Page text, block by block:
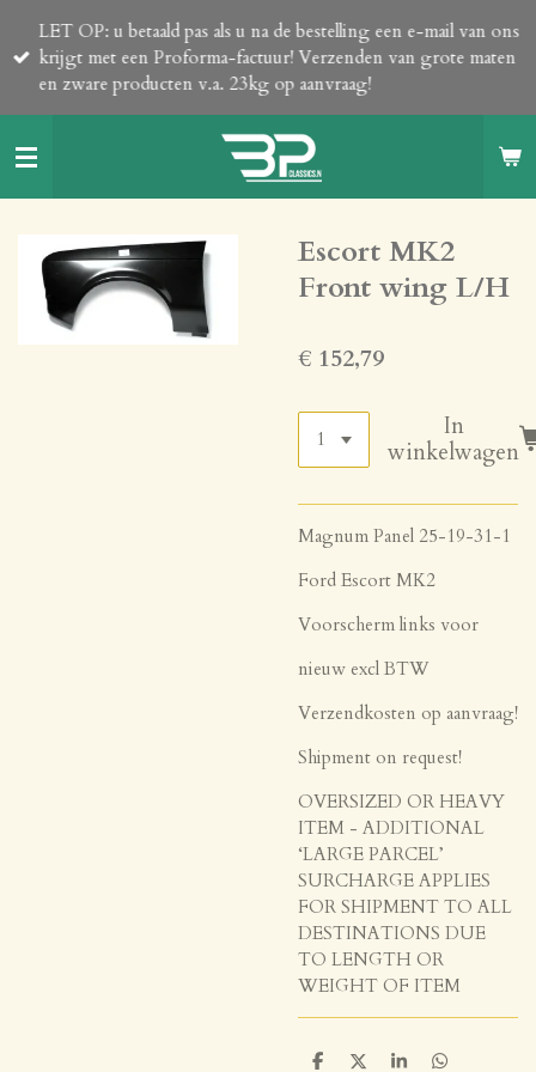
direct
LET OP: u betaald pas als u na de bestelling een e-mail van ons
krijgt met een Proforma-factuur! Verzenden van grote maten
en zware producten v.a. 23kg op aanvraag!
Escort MK2
Front wing L/H
€ 152,79
In
winkelwagen
Magnum Panel 25-19-31-1
Ford Escort MK2
Voorscherm links voor
nieuw excl BTW
Verzendkosten op aanvraag!
Shipment on request!
OVERSIZED OR HEAVY
ITEM - ADDITIONAL
‘LARGE PARCEL’
SURCHARGE APPLIES
FOR SHIPMENT TO ALL
DESTINATIONS DUE
TO LENGTH OR
WEIGHT OF ITEM
D D S D